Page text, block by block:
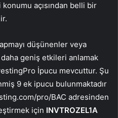
açısından belli bir
düşünenler veya
geniş etkileri anlamak
İpucu mevcuttur. Şu
9 ek ipucu bulunmaktadır
pro/BAC adresinden
için INVTROZEL1A